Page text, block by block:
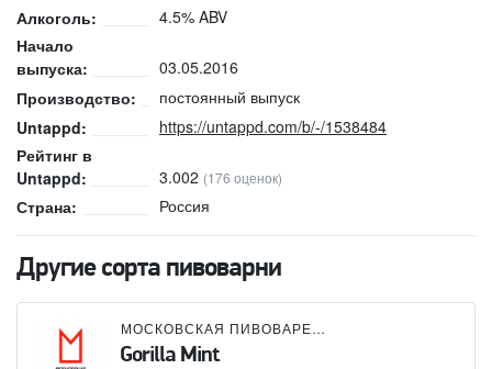
Алкоголь:
4.5% ABV
Начало
выпуска:
03.05.2016
Производство:
постоянный выпуск
Untappd:
https://untappd.com/b/-/1538484
Рейтинг в
Untappd:
3.002 (176 оценок)
Страна: Россия
Другие сорта пивоварни
МОСКОВСКАЯ ПИВОВАРЕННАЯ КОМПАНИЯ (МПК)
Gorilla Mint